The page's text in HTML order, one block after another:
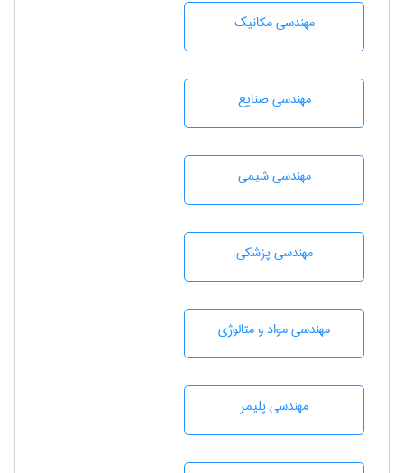
مهندسی مکانیک
مهندسی صنايع
مهندسي شيمی
مهندسی پزشکی
مهندسی مواد و متالوژی
مهندسی پليمر